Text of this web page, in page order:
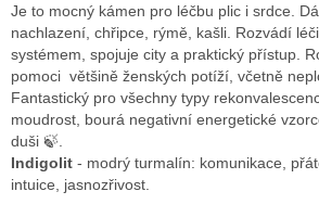
Je to mocný kámen pro léčbu plic i srdce.
nachlazení, chřipce, rýmě, kašli. Rozvádí
systémem, spojuje city a praktický přístup.
pomoci většině ženských potíží, včetně
Fantastický pro všechny typy
moudrost, bourá negativní energetické
duši 🍃.
Indigolit - modrý turmalín: komunikace,
intuice, jasnozřivost.